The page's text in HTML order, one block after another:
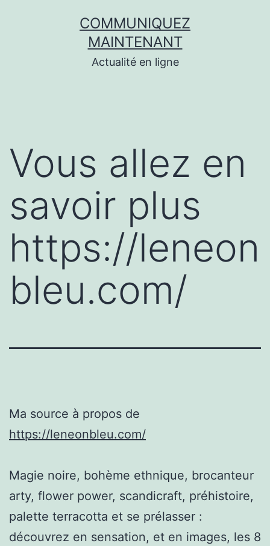
COMMUNIQUEZ
MAINTENANT
Actualité en ligne
Vous allez en
savoir plus
https://leneon
bleu.com/
Ma source à propos de
https://leneonbleu.com/
Magie noire, bohème ethnique, brocanteur
arty, flower power, scandicraft, préhistoire,
palette terracotta et se prélasser :
découvrez en sensation, et en images, les 8